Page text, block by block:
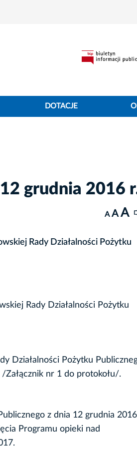
DOTACJE
grudnia 2016
A A A
Rady Działalności Pożytku
Rady Działalności Pożytku
Działalności Pożytku
Załącznik nr 1 do protokołu/.
z dnia 12 grudnia
Programu opieki nad